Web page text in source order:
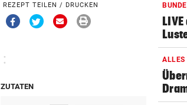
REZEPT TEILEN / DRUCKEN
Via
Facebook
teilen
Via
Twitter
teilen
Via
Email
teilen
Drucken
ZUTATEN
ALLES